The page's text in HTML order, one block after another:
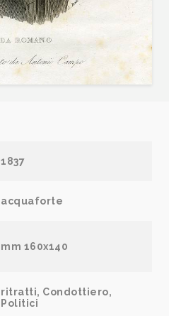
1837
acquaforte
mm 160x140
ritratti, Condottiero,
Politici